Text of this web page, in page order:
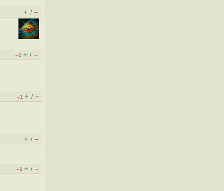
+ / –
–1 + / –
–1 + / –
+ / –
–1 + / –